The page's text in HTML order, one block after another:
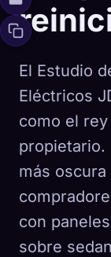
El Estudio
Eléctricos
como el
propietario.
más
con
sobre